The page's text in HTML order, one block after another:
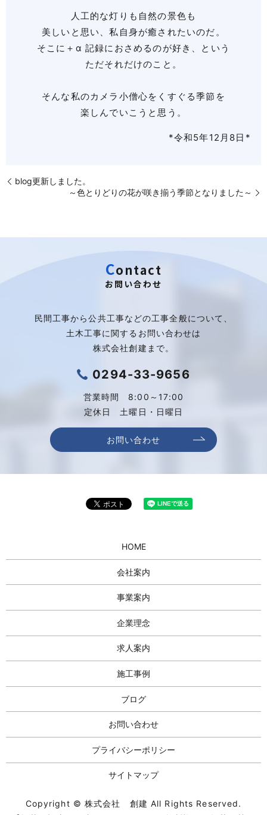
人工的な灯りも自然の景色も
美しいと思い、私自身が癒されたいのだ。
そこに＋α 記録におさめるのが好き、という
ただそれだけのこと。
そんな私のカメラ小僧心をくすぐる季節を
楽しんでいこうと思う。
*令和5年12月8日*
blog更新しました。
～色とりどりの花が咲き揃う季節となりました～
Contact
お問い合わせ
民間工事から公共工事などの工事全般について、
土木工事に関するお問い合わせは
株式会社創建まで。
0294-33-9656
営業時間 8:00～17:00
定休日 土曜日・日曜日
お問い合わせ
HOME
会社案内
事業案内
企業理念
求人案内
施工事例
ブログ
お問い合わせ
プライバシーポリシー
サイトマップ
Copyright © 株式会社 創建 All Rights Reserved.